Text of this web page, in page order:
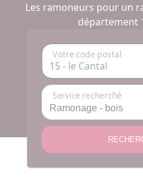
Les ramoneurs pour un
département
Votre code postal
Service recherché